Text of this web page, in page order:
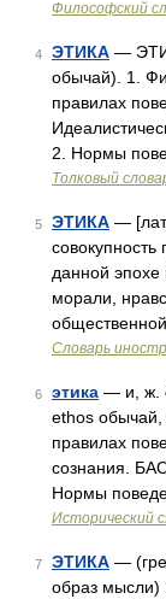
Философский
4 ЭТИКА —
обычай). 1.
правилах
2. Нормы
Толковый
5 ЭТИКА —
данной
морали,
Словарь
6 этика — и, ж.
ethos обычай,
правилах
сознания.
Нормы
Исторический
7 ЭТИКА —
образ мысли)